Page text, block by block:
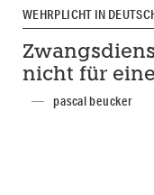
WEHRPLICHT IN
nicht für
pascal beucker